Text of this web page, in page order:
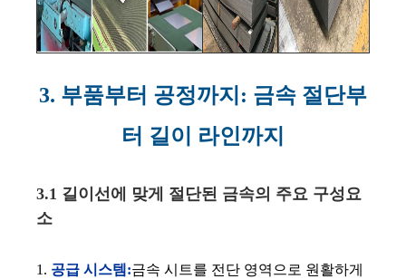
3. 부품부터 공정까지: 금속 절단부
터 길이 라인까지
3.1 길이선에 맞게 절단된 금속의 주요 구성요
소
1. 공급 시스템:금속 시트를 전단 영역으로 원활하게